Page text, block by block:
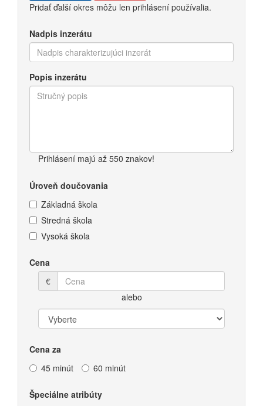
Pridať ďalší okres môžu len prihlásení používalia.
Nadpis inzerátu
Popis inzerátu
Prihlásení majú až 550 znakov!
Úroveň doučovania
Základná škola
Stredná škola
Vysoká škola
Cena
€
alebo
Cena za
45 minút
60 minút
Špeciálne atribúty